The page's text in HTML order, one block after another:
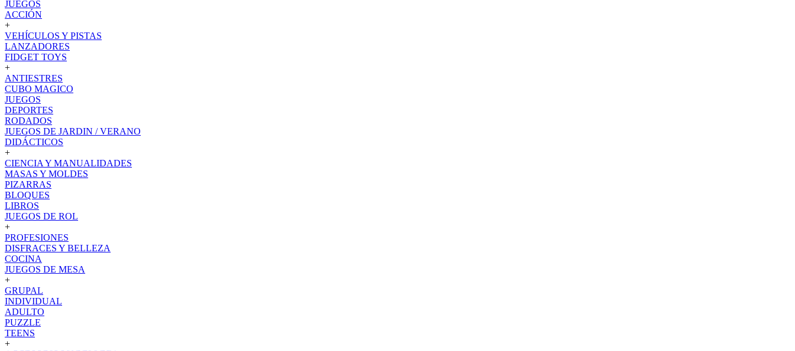
JUEGOS
ACCIÓN
+
VEHÍCULOS Y PISTAS
LANZADORES
FIDGET TOYS
+
ANTIESTRES
CUBO MAGICO
JUEGOS
DEPORTES
RODADOS
JUEGOS DE JARDIN / VERANO
DIDÁCTICOS
+
CIENCIA Y MANUALIDADES
MASAS Y MOLDES
PIZARRAS
BLOQUES
LIBROS
JUEGOS DE ROL
+
PROFESIONES
DISFRACES Y BELLEZA
COCINA
JUEGOS DE MESA
+
GRUPAL
INDIVIDUAL
ADULTO
PUZZLE
TEENS
+